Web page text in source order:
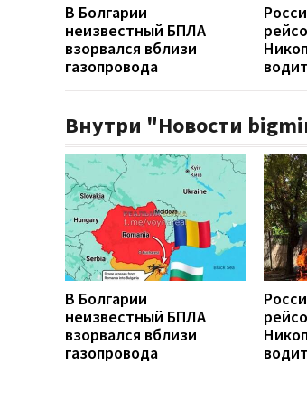
В Болгарии
неизвестный БПЛА
взорвался вблизи
газопровода
Внутри "Новости
В Болгарии
неизвестный БПЛА
взорвался вблизи
газопровода